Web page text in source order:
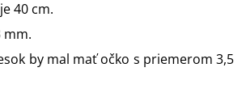
40 cm.
mm.
by mal mať očko s priemerom 3,5